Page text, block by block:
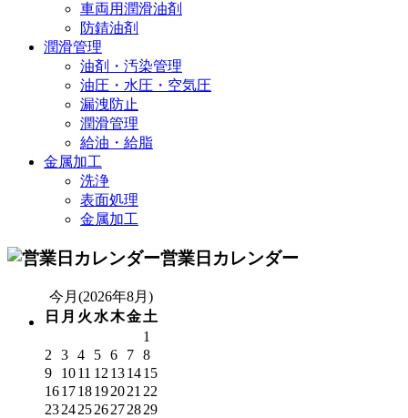
車両用潤滑油剤
防錆油剤
潤滑管理
油剤・汚染管理
油圧・水圧・空気圧
漏洩防止
潤滑管理
給油・給脂
金属加工
洗浄
表面処理
金属加工
営業日カレンダー
今月(2026年8月)
日 月 火 水木金土
1
2
3 4 5 6 7 8
9
1011 12 131415
161718192021 22
23242526272829